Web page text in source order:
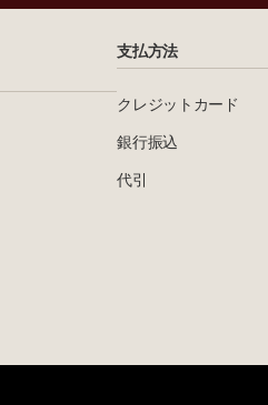
支払方法
クレジットカード
銀行振込
代引